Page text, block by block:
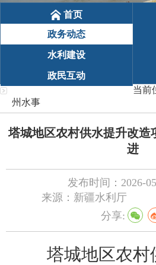
首页
政务动态
水利建设
政民互动
当前
州水事
塔城地区农村供水提升改造
进
发布时间：2026-
来源：新疆水利厅
分享:
塔城地区农村